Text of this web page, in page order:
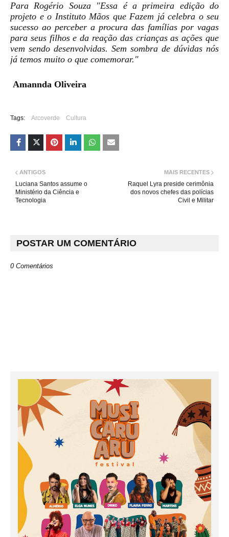
Para Rogério Souza "Essa é a primeira edição do
projeto e o Instituto Mãos que Fazem já celebra o seu
sucesso ao perceber a procura das famílias por vagas
para seus filhos e da reação das crianças as ações que
vem sendo desenvolvidas. Sem sombra de dúvidas nós
já temos muito o que comemorar."
Amannda Oliveira
Tags: Arcoverde Cultura
MAIS RECENTES
Raquel Lyra preside cerimônia
dos novos chefes das polícias
Civil e Militar
ANTIGOS
Luciana Santos assume o
Ministério da Ciência e
Tecnologia
POSTAR UM COMENTÁRIO
0 Comentários